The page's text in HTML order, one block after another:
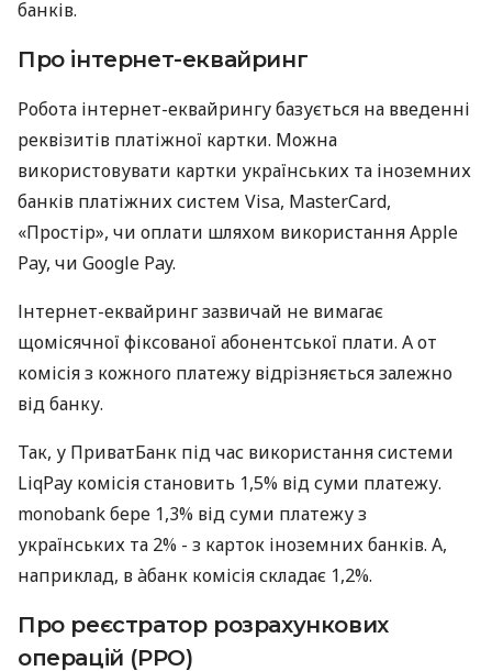
банків.
Про інтернет-еквайринг
Робота інтернет-еквайрингу базується на введенні
реквізитів платіжної картки. Можна
використовувати картки українських та іноземних
банків платіжних систем Visa, MasterCard,
«Простір», чи оплати шляхом використання Apple
Pay, чи Google Pay.
Інтернет-еквайринг зазвичай не вимагає
щомісячної фіксованої абонентської плати. А от
комісія з кожного платежу відрізняється залежно
від банку.
Так, у ПриватБанк під час використання системи
LiqPay комісія становить 1,5% від суми платежу.
monobank бере 1,3% від суми платежу з
українських та 2% - з карток іноземних банків. А,
наприклад, в àбанк комісія складає 1,2%.
Про реєстратор розрахункових
операцій (РРО)